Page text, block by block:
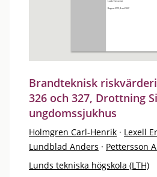
Brandteknisk
326 och 327, Drottning
ungdomssjukhus
Holmgren Carl-Henrik · Lexell
Lundblad Anders · Pettersson
Lunds tekniska högskola (LTH)